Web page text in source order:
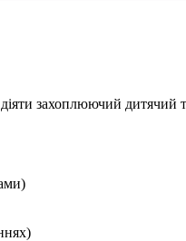
захоплюючий дитячий